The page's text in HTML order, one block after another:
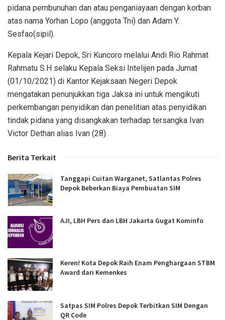
pidana pembunuhan dan atau penganiayaan dengan korban
atas nama Yorhan Lopo (anggota Tni) dan Adam Y.
Sesfao(sipil).
Kepala Kejari Depok, Sri Kuncoro melalui Andi Rio Rahmat
Rahmatu S.H selaku Kepala Seksi Intelijen pada Jumat
(01/10/2021) di Kantor Kejaksaan Negeri Depok
mengatakan penunjukkan tiga Jaksa ini untuk mengikuti
perkembangan penyidikan dan penelitian atas penyidikan
tindak pidana yang disangkakan terhadap tersangka Ivan
Victor Dethan alias Ivan (28).
Berita Terkait
Tanggapi Cuitan Warganet, Satlantas Polres
Depok Beberkan Biaya Pembuatan SIM
AJI, LBH Pers dan LBH Jakarta Gugat Kominfo
Keren! Kota Depok Raih Enam Penghargaan STBM
Award dari Kemenkes
Satpas SIM Polres Depok Terbitkan SIM Dengan
QR Code